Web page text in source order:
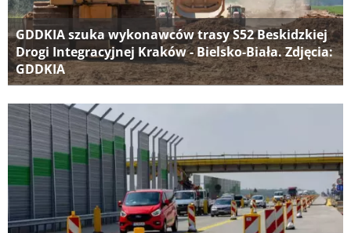
GDDKIA szuka wykonawców trasy S52 Beskidzkiej
Drogi Integracyjnej Kraków - Bielsko-Biała. Zdjęcia:
GDDKIA